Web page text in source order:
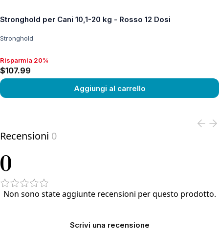
Stronghold per Cani 10,1-20 kg - Rosso 12 Dosi
Stronghold
Risparmia 20%, $107.99
Risparmia 20%
$107.99
Aggiungi al carrello
Recensioni 0
0
Non sono state aggiunte recensioni per questo prodotto.
Scrivi una recensione